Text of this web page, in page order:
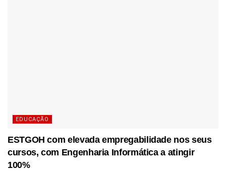
EDUCAÇÃO
ESTGOH com elevada empregabilidade nos seus
cursos, com Engenharia Informática a atingir
100%